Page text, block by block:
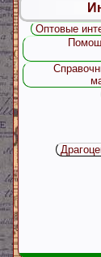
Оптовые